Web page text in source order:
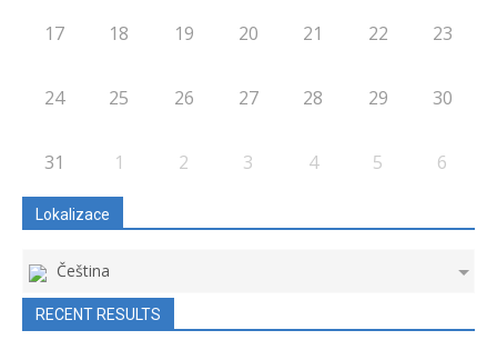
17 18 19 20 21 22 23
24 25 26 27 28 29 30
31 1 2 3 4 5 6
Lokalizace
Čeština
RECENT RESULTS